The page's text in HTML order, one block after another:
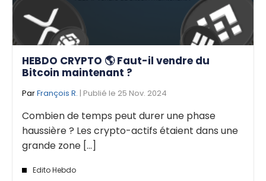
HEBDO CRYPTO 🌎 Faut-il vendre du
Bitcoin maintenant ?
ParFrançois R. | Publié le 25 Nov. 2024
Combien de temps peut durer une phase
haussière ? Les crypto-actifs étaient dans une
grande zone [...]
Edito Hebdo